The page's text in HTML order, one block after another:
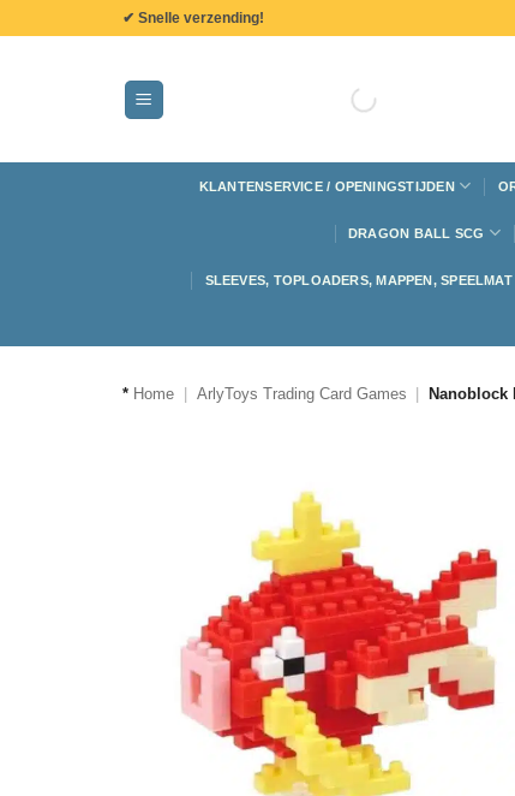
✔ Snelle verzending!
KLANTENSERVICE / OPENINGSTIJDEN
DRAGON BALL SCG
SLEEVES, TOPLOADERS, MAPPEN,
* Home ArlyToys Trading Card Games Nanoblock